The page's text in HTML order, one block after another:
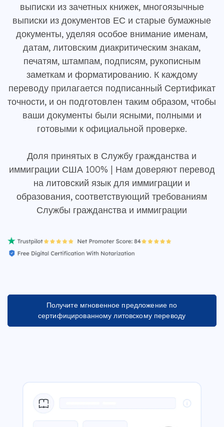
выписки из зачетных книжек, многоязычные
выписки из документов ЕС и старые бумажные
документы, уделяя особое внимание именам,
датам, литовским диакритическим знакам,
печатям, штампам, подписям, рукописным
заметкам и форматированию. К каждому
переводу прилагается подписанный Сертификат
точности, и он подготовлен таким образом, чтобы
ваши документы были ясными, полными и
готовыми к официальной проверке.
Доля принятых в Службу гражданства и
иммиграции США 100% | Нам доверяют перевод
на литовский язык для иммиграции и
образования, соответствующий требованиям
Службы гражданства и иммиграции
Получите мгновенное предложение по
сертифицированному литовскому переводу